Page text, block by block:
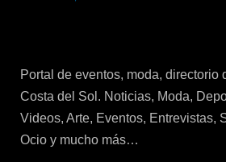
Portal de eventos, moda, directorio
Costa del Sol. Noticias, Moda,
Videos, Arte, Eventos, Entrevistas,
Ocio y mucho más…